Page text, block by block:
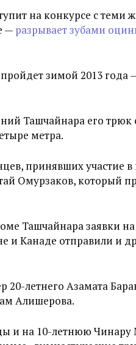
на конкурсе с теми
— разрывает зубами
зимой 2013
Ташчайнара его
метра.
принявших участие в
Омурзаков, который
Ташчайнара заявки
и Канаде отправили и
летнего Азамата
Алишерова.
и на 10-летнюю